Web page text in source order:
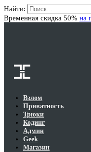
Найти:
Временная скидка 50% на
Взлом
Приватность
Трюки
Кодинг
Админ
Geek
Магазин